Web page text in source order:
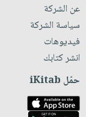
عن الشركة
سياسة الشركة
فيديوهات
انشر كتابك
حمّل iKitab